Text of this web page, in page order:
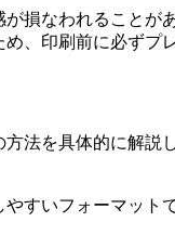
損なわれること
、印刷前に必ずプ
法を具体的に解
すいフォーマッ